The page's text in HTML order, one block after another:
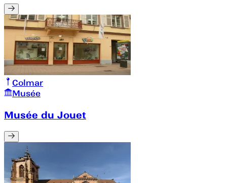
Colmar
Musée
Musée du Jouet